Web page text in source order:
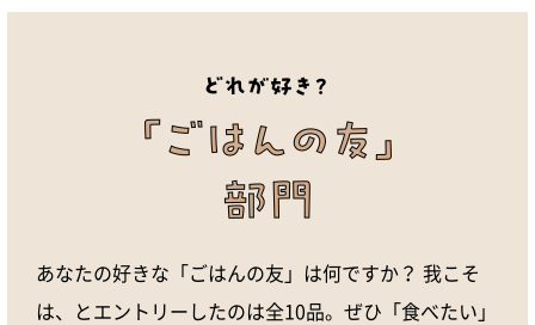
あなたの好きな「ごはんの友」は何ですか？ 我こそ
は、とエントリーしたのは全10品。ぜひ「食べたい」